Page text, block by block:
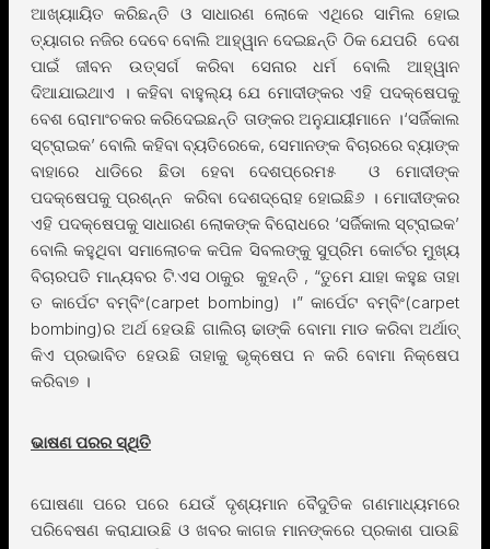
ଆଖ୍ୟାାୟିତ କରିଛନ୍ତି ଓ ସାଧାରଣ ଲୋକେ ଏଥିରେ ସାମିଲ ହୋଇ
ତ୍ୟାଗର ନଜିର ଦେବେ ବୋଲି ଆହ୍ୱାନ ଦେଇଛନ୍ତି ଠିକ ଯେପରି ଦେଶ
ପାଇଁ ଜୀବନ ଉତ୍ସର୍ଗ କରିବା ସେନାର ଧର୍ମ ବୋଲି ଆହ୍ୱାନ
ଦିଆଯାଇଥାଏ । କହିବା ବାହୁଲ୍ୟ ଯେ ମୋଦୀଙ୍କର ଏହି ପଦକ୍ଷେପକୁ
ବେଶ ରୋମାଂଚକର କରିଦେଇଛନ୍ତି ତାଙ୍କର ଅନୁଯାୟୀମାନେ ।‘ସର୍ଜିକାଲ
ସ୍ଟ୍ରାଇକ’ ବୋଲି କହିବା ବ୍ୟତିରେକେ, ସେମାନଙ୍କ ବିଚାରରେ ବ୍ୟାଙ୍କ
ବାହାରେ ଧାଡିରେ ଛିଡା ହେବା ଦେଶପ୍ରେମ୫ ଓ ମୋଦୀଙ୍କ
ପଦକ୍ଷେପକୁ ପ୍ରଶ୍ନ୍ନ କରିବା ଦେଶଦ୍ରୋହ ହୋଇଛି୬ । ମୋଦୀଙ୍କର
ଏହି ପଦକ୍ଷେପକୁ ସାଧାରଣ ଲୋକଙ୍କ ବିରୋଧରେ ‘ସର୍ଜିକାଲ ସ୍ଟ୍ରାଇକ’
ବୋଲି କହୁଥିବା ସମାଲୋଚକ କପିଳ ସିବଲଙ୍କୁ ସୁପ୍ରିମ କୋର୍ଟର ମୁଖ୍ୟ
ବିଚାରପତି ମାନ୍ୟବର ଟି.ଏସ ଠାକୁର କୁହନ୍ତି , “ତୁମେ ଯାହା କହୁଛ ତାହା
ତ କାର୍ପେଟ ବମ୍ବିଂ(carpet bombing) ।” କାର୍ପେଟ ବମ୍ବିଂ(carpet
bombing)ର ଅର୍ଥ ହେଉଛି ଗାଲିଚା ଢାଙ୍କି ବୋମା ମାଡ କରିବା ଅର୍ଥାତ୍
କିଏ ପ୍ରଭାବିତ ହେଉଛି ତାହାକୁ ଭୃକ୍ଷେପ ନ କରି ବୋମା ନିକ୍ଷେପ
କରିବା୭ ।
ଭାଷଣ ପରର ସ୍ଥିତି
ଘୋଷଣା ପରେ ପରେ ଯେଉଁ ଦୃଶ୍ୟମାନ ବୈଦୁତିକ ଗଣମାଧ୍ୟମରେ
ପରିବେଷଣ କରାଯାଉଛି ଓ ଖବର କାଗଜ ମାନଙ୍କରେ ପ୍ରକାଶ ପାଉଛି